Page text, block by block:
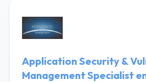
Application Security &
Management Specialist